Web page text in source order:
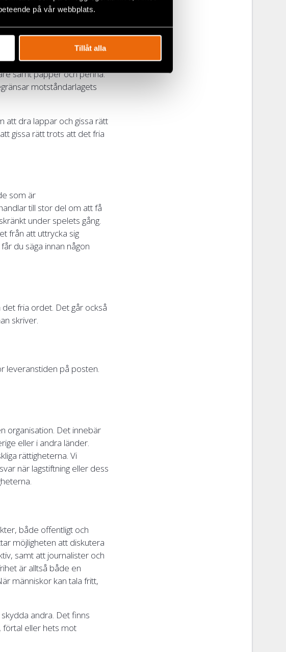
på vår webbplats.
Tillåt alla
där
samt papper och penna.
motståndarlagets
att dra lappar och gissa rätt
gissa rätt trots att det fria
som är
till stor del om att få
under spelets gång.
från att uttrycka sig
du säga innan någon
fria ordet. Det går också
skriver.
leveranstiden på posten.
organisation. Det innebär
eller i andra länder.
rättigheterna. Vi
när lagstiftning eller dess
både offentligt och
möjligheten att diskutera
samt att journalister och
är alltså både en
människor kan tala fritt,
andra. Det finns
förtal eller hets mot